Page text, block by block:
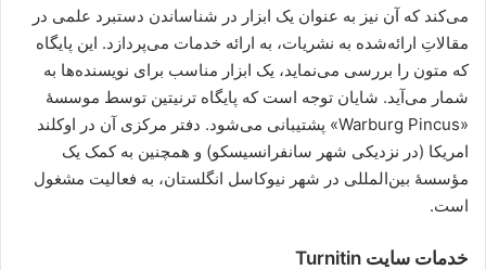
می‌کند که آن نیز به عنوان یک ابزار در شناساندن دستبرد علمی در
مقالاتِ ارائه‌شده به نشریات، به ارائه خدمات می‌پردازد. این پایگاه
که متون را بررسی می‌نماید، یک ابزار مناسب برای نویسنده‌ها به
شمار می‌آید. شایان توجه است که پایگاه ترنیتین توسط موسسۀ
«Warburg Pincus» پشتیبانی می‌شود. دفتر مرکزی آن در اوکلند
امریکا (در نزدیکی شهر سانفرانسیسکو) و همچنین به کمک یک
مؤسسۀ بین‌المللی در شهر نیوکاسل انگلستان، به فعالیت مشغول
است.
خدمات سایت Turnitin